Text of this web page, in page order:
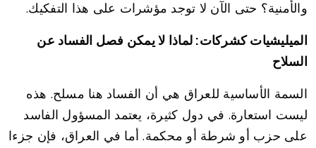
والأمنية؟ حتى الآن لا توجد مؤشرات على هذا التفكيك.
الميليشيات كشركات: لماذا لا يمكن فصل الفساد عن
السلاح
السمة الأساسية للعراق هي أن الفساد هنا مسلح. هذه
ليست استعارة. في دول كثيرة، يعتمد المسؤول الفاسد
على حزب أو شرطة أو محكمة. أما في العراق، فإن جزءا